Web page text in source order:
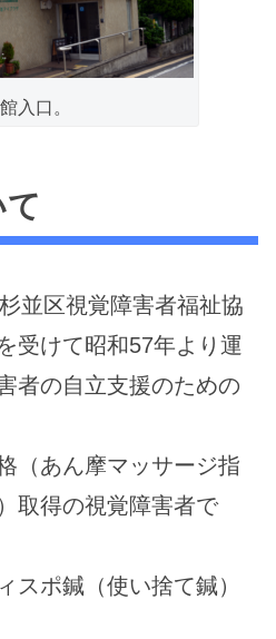
入口。
並区視覚障害者福祉協
受けて昭和57年より運
者の自立支援のための
（あん摩マッサージ指
取得の視覚障害者で
ポ鍼（使い捨て鍼）